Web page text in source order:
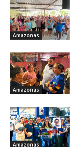
Amazonas
Amazonas
Amazonas